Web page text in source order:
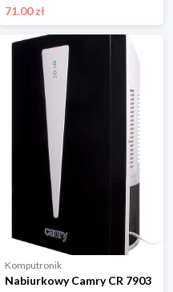
71.00 zł
Komputronik
Nabiurkowy Camry CR 7903